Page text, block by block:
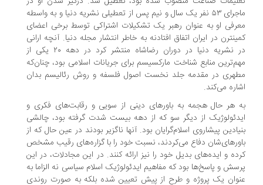
ماجرای ۵۳ نفر یک سال و نیم پس از تعطیلی نشریه دنیا و به واسطه
او به عنوان رهبر یک تشکیلات اشتراکی توسط برخی اعضای
در ایران اتفاق افتادنه به خاطر انتشار مجله دنیا. آنچه ارانی
در نشریه دنیا در دوران رضاشاه منتشر کرد در دهه ۲۰ یکی از
منابع شناخت مارکسیسم برای جریانات اسلامی بود، چنان‌که
در مقدمه جلد نخست اصول فلسفه و روش رئالیسم بدان
می‌کند.
هر حال هجمه به باورهای دینی از سویی و رقابت‌های فکری و
از دیگر سو که از دهه بیست شدت گرفته بود، چالشی
پیشاروی اسلام‌گرایان بود. آنها ناگزیر بودند در عین حال که از
دفاع می‌کردند، نسبت خود را با گزاره‌های رقیب مشخص
و ایده‌های بدیل خود را نیز ارائه کنند. در این مجادلات، در این
و پاسخ‌ها بود که مفاهیم ایدئولوژیک اسلام سیاسی نه الزاما به
یک پروژه و طرح از پیش تعیین شده بلکه به صورت روندی